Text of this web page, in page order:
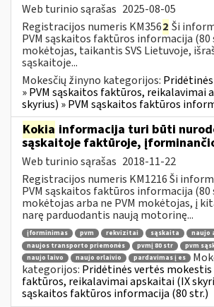
Web turinio sąrašas 2025-08-05
Registracijos numeris KM3562 Ši
PVM sąskaitos faktūros informacija (80
mokėtojas, taikantis SVS Lietuvoje,
sąskaitoje...
Mokesčių žinyno kategorijos:
» PVM sąskaitos faktūros, reikalavimai
skyrius) » PVM sąskaitos faktūros
Kokia informacija turi būti
sąskaitoje faktūroje,
Web turinio sąrašas 2018-11-22
Registracijos numeris KM1216 Ši
PVM sąskaitos faktūros informacija (80
mokėtojas arba ne PVM mokėtojas, į
narę parduodantis naują motorinę...
įforminimas pvm rekvizitai sąskaita
naujo
naujos transporto priemonės
pvmį 80 str
pvm
naujo laivo
naujo orlaivio pardavimas į es
kategorijos: Pridėtinės vertės mokestis
faktūros, reikalavimai apskaitai (IX
sąskaitos faktūros informacija (80 str.)